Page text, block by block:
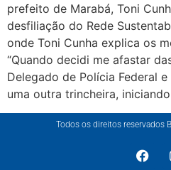
prefeito de Marabá, Toni
desfiliação do Rede
onde Toni Cunha explica os
“Quando decidi me afastar
Delegado de Polícia Federal
uma outra trincheira,
Todos os direitos reservados